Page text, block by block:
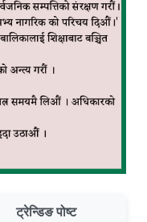
ट्रेन्डिङ पोष्ट